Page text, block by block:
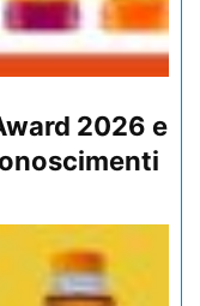
2026 e